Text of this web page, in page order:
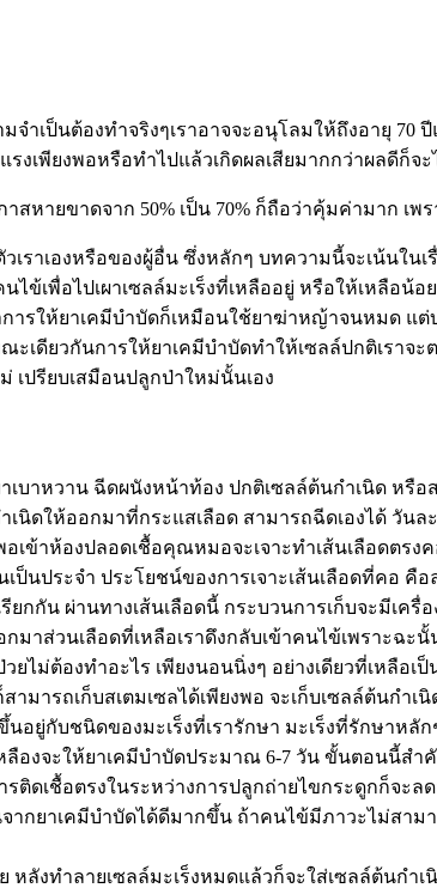
เป็นต้องทำจริงๆเราอาจจะอนุโลมให้ถึงอายุ 70
งเพียงพอหรือทำไปแล้วเกิดผลเสียมากกว่าผลดีก็จ
สหายขาดจาก 50% เป็น 70% ก็ถือว่าคุ้มค่ามาก เพ
าเองหรือของผู้อื่น ซึ่งหลักๆ บทความนี้จะเน้นในเ
ข้เพื่อไปเผาเซลล์มะเร็งที่เหลืออยู่ หรือให้เหลือน้
รให้ยาเคมีบำบัดก็เหมือนใช้ยาฆ่าหญ้าจนหมด แต่
ดียวกันการให้ยาเคมีบำบัดทำให้เซลล์ปกติเราจะ
เปรียบเสมือนปลูกป่าใหม่นั้นเอง
าหวาน ฉีดผนังหน้าท้อง ปกติเซลล์ต้นกำเนิด หรือ
นิดให้ออกมาที่กระแสเลือด สามารถฉีดเองได้ วัน
าห้องปลอดเชื้อคุณหมอจะเจาะทำเส้นเลือดตรงค
ป็นประจำ ประโยชน์ของการเจาะเส้นเลือดที่คอ คื
กกัน ผ่านทางเส้นเลือดนี้ กระบวนการเก็บจะมีเครื่
าส่วนเลือดที่เหลือเราดึงกลับเข้าคนไข้เพราะฉะนั้
ยไม่ต้องทำอะไร เพียงนอนนิ่งๆ อย่างเดียวที่เหลือ
รถเก็บสเตมเซลได้เพียงพอ จะเก็บเซลล์ต้นกำเ
กับชนิดของมะเร็งที่เรารักษา มะเร็งที่รักษาหลัก
ลืองจะให้ยาเคมีบำบัดประมาณ 6-7 วัน ขั้นตอนนี้ส
ดเชื้อตรงในระหว่างการปลูกถ่ายไขกระดูกก็จะ
กยาเคมีบำบัดได้ดีมากขึ้น ถ้าคนไข้มีภาวะไม่สาม
ลังทำลายเซลล์มะเร็งหมดแล้วก็จะใส่เซลล์ต้นกำ